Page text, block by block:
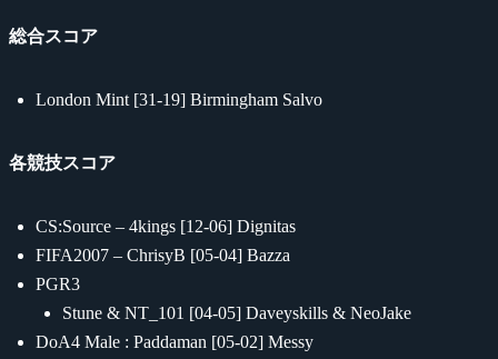
総合スコア
London Mint [31-19] Birmingham Salvo
各競技スコア
CS:Source – 4kings [12-06] Dignitas
FIFA2007 – ChrisyB [05-04] Bazza
PGR3
Stune & NT_101 [04-05] Daveyskills & NeoJake
DoA4 Male : Paddaman [05-02] Messy